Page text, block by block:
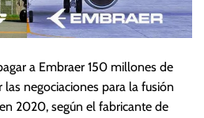
a Embraer 150 millones de
negociaciones para la fusión
2020, según el fabricante de